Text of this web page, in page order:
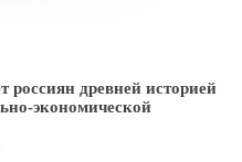
россиян древней историей
экономической